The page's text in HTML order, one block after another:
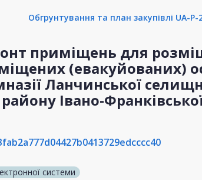
Обгрунтування та план закупівлі UA-
приміщень для
(евакуйованих)
Ланчинської
Івано-
системи